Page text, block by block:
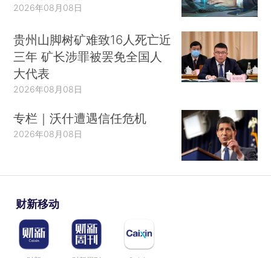
2026年08月08日
贵州山脚树矿难致16人死亡近
三年 矿长涉罪被罢免全国人
大代表
2026年08月08日
专栏｜沃什遭遇信任危机
2026年08月08日
财新移动